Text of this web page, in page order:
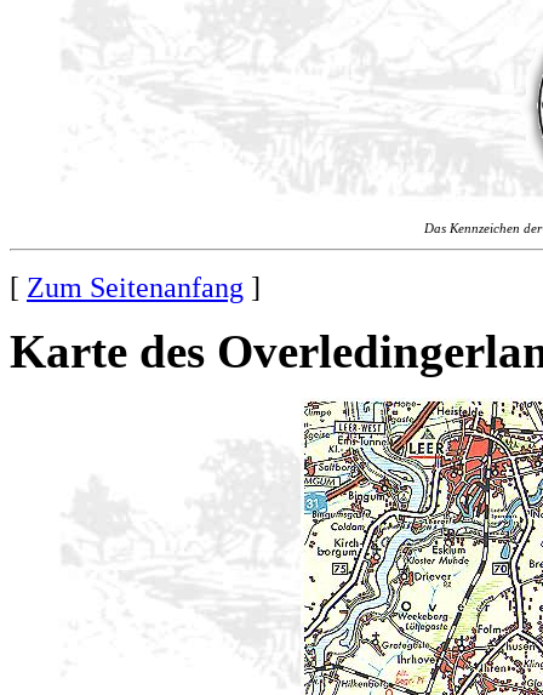
Das Kennzeichen
[ Zum Seitenanfang ]
Karte des